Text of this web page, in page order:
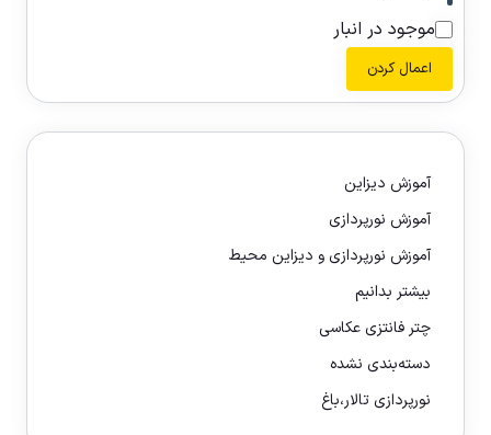
موجود در انبار
اعمال کردن
آموزش دیزاین
آموزش نورپردازی
آموزش نورپردازی و دیزاین محیط
بیشتر بدانیم
چتر فانتزی عکاسی
دسته‌بندی نشده
نورپردازی تالار،باغ